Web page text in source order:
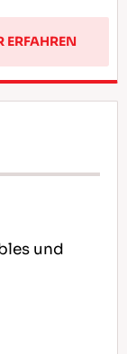
ERFAHREN
und